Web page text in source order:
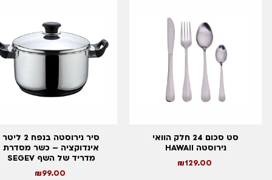
סט סכום 24 חלק הוואי
נירוסטה HAWAII
129.00
₪
סיר נירוסטה בנפח 2 ליטר
אינדוקציה – כשר מסדרת
מדריד של השף SEGEV
99.00
₪